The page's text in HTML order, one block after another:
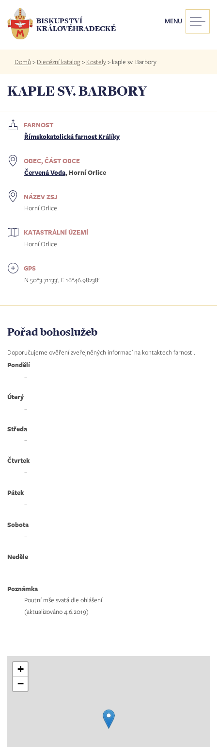
hlavnímu
obsahu
BISKUPSTVÍ
KRÁLOVÉHRADECKÉ
MENU
Drobečková
navigace
Domů > Diecézní katalog> Kostely> kaple sv. Barbory
KAPLE SV. BARBORY
FARNOST
Římskokatolická farnost Králíky
OBEC, ČÁST OBCE
Červená Voda, Horní Orlice
NÁZEV ZSJ
Horní Orlice
KATASTRÁLNÍ ÚZEMÍ
Horní Orlice
GPS
N 50°3.71133', E 16°46.98238'
Pořad bohoslužeb
Doporučujeme ověření zveřejněných informací na kontaktech farnosti.
Pondělí
–
Úterý
–
Středa
–
Čtvrtek
–
Pátek
–
Sobota
–
Neděle
–
Poznámka
Poutní mše svatá dle ohlášení.
(aktualizováno 4.6.2019)
+
−